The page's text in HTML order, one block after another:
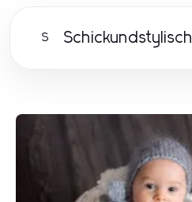
S Schickundstylisch